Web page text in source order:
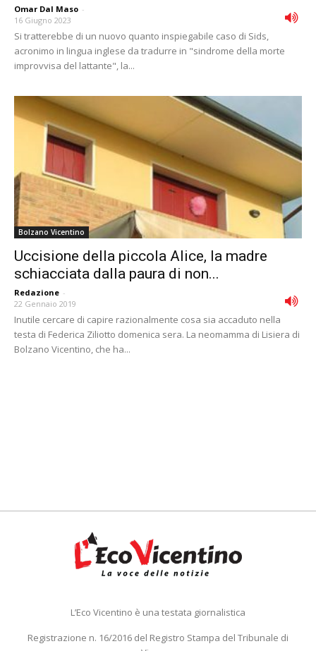
Omar Dal Maso -
16 Giugno 2023
Si tratterebbe di un nuovo quanto inspiegabile caso di Sids,
acronimo in lingua inglese da tradurre in "sindrome della morte
improvvisa del lattante", la...
Bolzano Vicentino
Uccisione della piccola Alice, la madre
schiacciata dalla paura di non...
Redazione -
22 Gennaio 2019
Inutile cercare di capire razionalmente cosa sia accaduto nella
testa di Federica Ziliotto domenica sera. La neomamma di Lisiera di
Bolzano Vicentino, che ha...
L’Eco Vicentino è una testata giornalistica
Registrazione n. 16/2016 del Registro Stampa del Tribunale di